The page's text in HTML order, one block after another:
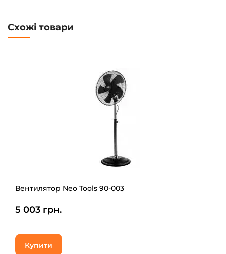
Схожі товари
Вентилятор Neo Tools 90-003
5 003 грн.
Купити